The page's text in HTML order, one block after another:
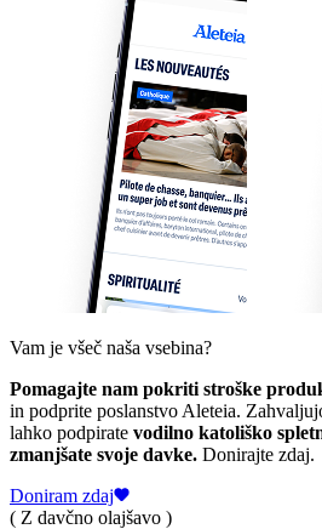
Vam je všeč naša vsebina?
Pomagajte nam pokriti stroške
in podprite poslanstvo Aleteia.
lahko podpirate vodilno katoliško
zmanjšate svoje davke. Donirajte zdaj.
Doniram zdaj
( Z davčno olajšavo )